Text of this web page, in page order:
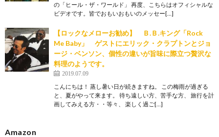
の「ヒール・ザ・ワールド」 再度、こちらはオフィシャルな
ビデオです。皆でおもいおもいのメッセー[…]
【ロックなメローお勧め】 Ｂ.Ｂ.キング「Rock
Me Baby」 ゲストにエリック・クラプトンとジョ
ージ・ベンソン、個性の違いが旨味に際立つ贅沢な
料理のようです。
2019.07.09
こんにちは！ 蒸し暑い日が続きますね。 この梅雨が過ぎる
と、夏がやって来ます。 待ち遠しい方、苦手な方、 旅行を計
画してみえる方・・等々、 楽しく過ご[…]
Amazon